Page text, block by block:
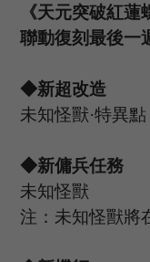
《天元突破紅蓮
聯動復刻最後一
◆新超改造
未知怪獸·特異點
◆新傭兵任務
未知怪獸
注：未知怪獸將